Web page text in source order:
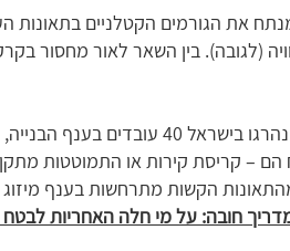
את הגורמים הקטלניים בתאונות
(לגובה). בין השאר לאור מחסור
אגב, כ-4% מהתאונות הקשות מתרחשות
חובה: על מי חלה האחריות